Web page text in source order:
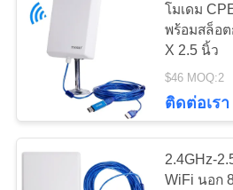
เรา
คดี
เราเตอร์มือ
โมเดม
พร้อมสล็อต
X 2.5 นิ้ว
$46 MOQ:2
ติดต่อเรา
2.4GHz-
WiFi นอก